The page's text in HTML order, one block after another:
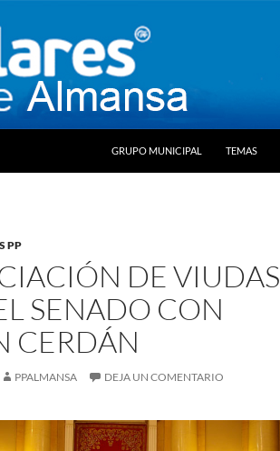
GRUPO MUNICIPAL
TEMAS
PP
DE VIUDAS
SENADO CON
CERDÁN
PPALMANSA DEJA UN COMENTARIO